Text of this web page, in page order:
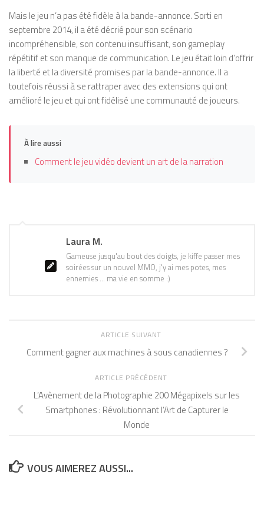
Mais le jeu n’a pas été fidèle à la bande-annonce. Sorti en
septembre 2014, il a été décrié pour son scénario
incompréhensible, son contenu insuffisant, son gameplay
répétitif et son manque de communication. Le jeu était loin d’offrir
la liberté et la diversité promises par la bande-annonce. Il a
toutefois réussi à se rattraper avec des extensions qui ont
amélioré le jeu et qui ont fidélisé une communauté de joueurs.
À lire aussi
Comment le jeu vidéo devient un art de la narration
Laura M.
Gameuse jusqu'au bout des doigts, je kiffe passer mes
soirées sur un nouvel MMO, j'y ai mes potes, mes
ennemies ... ma vie en somme :)
ARTICLE SUIVANT
Comment gagner aux machines à sous canadiennes ?
ARTICLE PRÉCÉDENT
L’Avènement de la Photographie 200 Mégapixels sur les
Smartphones : Révolutionnant l’Art de Capturer le
Monde
VOUS AIMEREZ AUSSI...